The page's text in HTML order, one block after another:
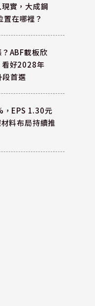
實，大成鋼
在哪裡？
ABF載板欣
看好2028年
段首選
，EPS 1.30元
料布局持續推